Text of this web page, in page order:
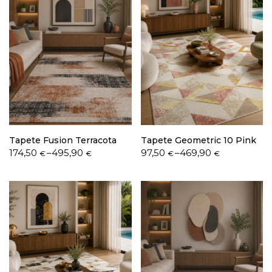
Tapete Fusion Terracota
174,50 €–495,90€
Price
through
495,90 €
Tapete Geometric 10 Pink
97,50 €–469,90 €
Price
through
469,90 €